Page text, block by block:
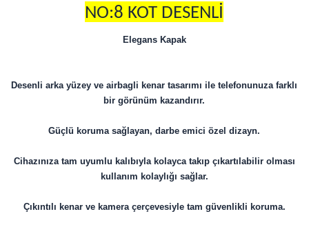
NO:8 KOT DESENLİ
Elegans Kapak
Desenli arka yüzey ve airbagli kenar tasarımı ile telefonunuza farklı
bir görünüm kazandırır.
Güçlü koruma sağlayan, darbe emici özel dizayn.
Cihazınıza tam uyumlu kalıbıyla kolayca takıp çıkartılabilir olması
kullanım kolaylığı sağlar.
Çıkıntılı kenar ve kamera çerçevesiyle tam güvenlikli koruma.